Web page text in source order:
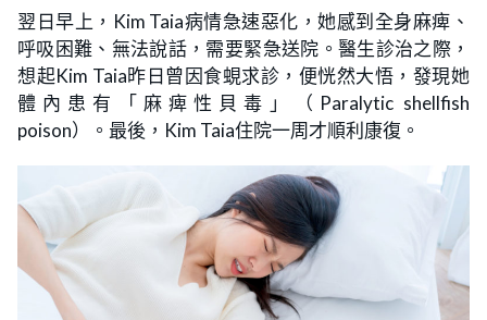
翌日早上，Kim Taia病情急速惡化，她感到全身麻痺、
呼吸困難、無法說話，需要緊急送院。醫生診治之際，
想起Kim Taia昨日曾因食蜆求診，便恍然大悟，發現她
體內患有「麻痺性貝毒」（Paralytic shellfish
poison）。最後，Kim Taia住院一周才順利康復。